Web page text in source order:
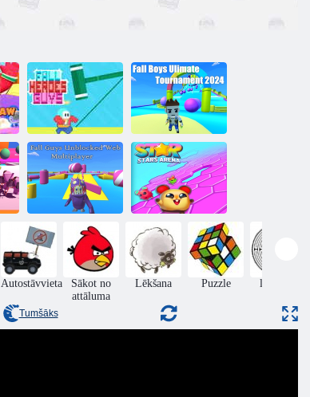
Rudens varoņi,
puiši
2024. gada
rudens zēnu
galīgais turnīrs
Rudens puiši
atbloķēti tīmekļa
daudzspēlētāji
Zvaigžņu
zvaigžņu arēna
Autostāvvieta
Sākot no
attāluma
Lēkšana Puzzle labirints
Tumšāks